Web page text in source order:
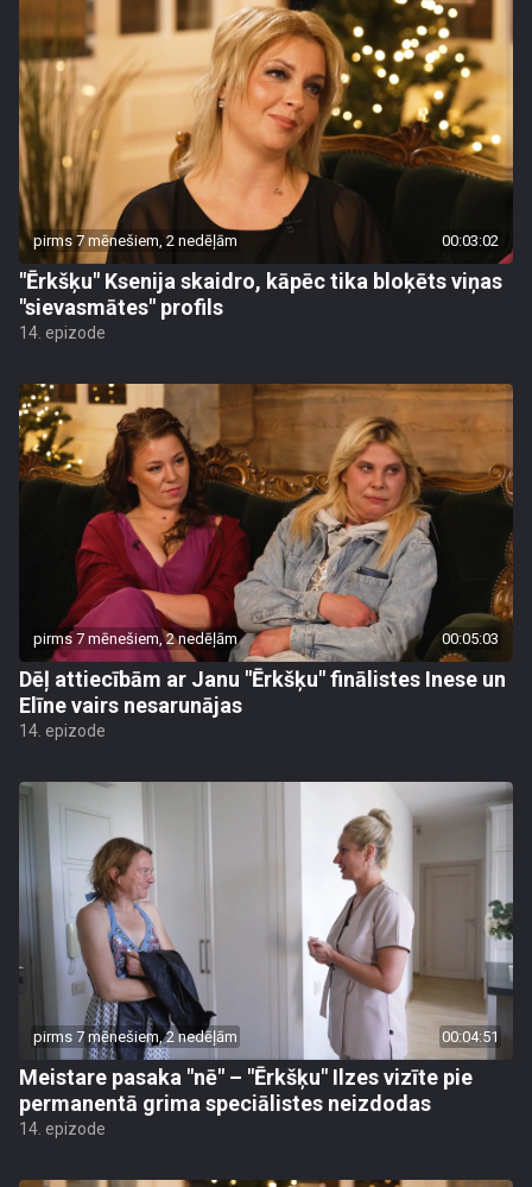
pirms 7 mēnešiem, 2 nedēļām 00:03:02
"Ērkšķu" Ksenija skaidro, kāpēc tika bloķēts viņas
"sievasmātes" profils
14. epizode
pirms 7 mēnešiem, 2 nedēļām 00:05:03
Dēļ attiecībām ar Janu "Ērkšķu" finālistes Inese un
Elīne vairs nesarunājas
14. epizode
pirms 7 mēnešiem, 2 nedēļām 00:04:51
Meistare pasaka "nē" – "Ērkšķu" Ilzes vizīte pie
permanentā grima speciālistes neizdodas
14. epizode